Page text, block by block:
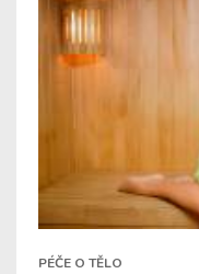
PÉČE O TĚLO